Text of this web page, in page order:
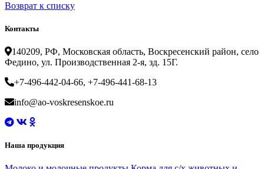
Возврат к списку
Контакты
140209, РФ, Московская область, Воскресенский район, село
Федино, ул. Производственная 2-я, зд. 15Г.
+7-496-442-04-66, +7-496-441-68-13
info@ao-voskresenskoe.ru
Наша продукция